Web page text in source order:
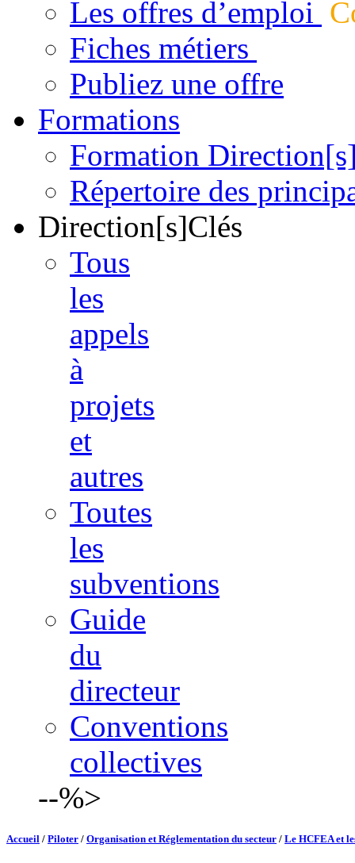
Les offres d’emploi
Fiches métiers
Publiez une offre
Formations
Formation
Répertoire des
Direction[s]Clés
Tous
les
appels
à
projets
et
autres
Toutes
les
subventions
Guide
du
directeur
Conventions
collectives
--%>
Accueil / Piloter / Organisation et Réglementation du secteur / Le HCFEA et